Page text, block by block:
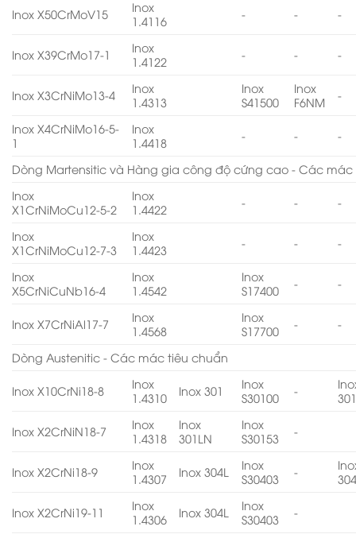
Inox X50CrMoV15
Inox
1.4116
- - -
Inox X39CrMo17-1
Inox
1.4122
- - -
Inox X3CrNiMo13-4
Inox
1.4313
Inox
S41500
Inox
F6NM
-
Inox X4CrNiMo16-5-
1
Inox
1.4418
- - -
Dòng Martensitic và Hàng gia công độ cứng cao - Các
Inox
X1CrNiMoCu12-5-2
Inox
1.4422
- - -
Inox
X1CrNiMoCu12-7-3
Inox
1.4423
- - -
Inox
X5CrNiCuNb16-4
Inox
1.4542
Inox
S17400
- -
Inox X7CrNiAl17-7
Inox
1.4568
Inox
S17700
- -
Dòng Austenitic - Các mác tiêu chuẩn
Inox X10CrNi18-8
Inox
1.4310
Inox 301
Inox
S30100
-
Inox X2CrNiN18-7
Inox
1.4318
Inox
301LN
Inox
S30153
-
Inox X2CrNi18-9
Inox
1.4307
Inox 304L
Inox
S30403
-
Inox X2CrNi19-11
Inox
1.4306
Inox 304L
Inox
S30403
-